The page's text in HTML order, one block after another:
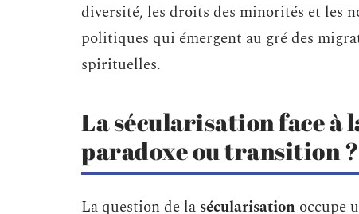
diversité, les droits des minorités et les
politiques qui émergent au gré des
spirituelles.
La sécularisation face à
paradoxe ou transition ?
La question de la sécularisation occupe